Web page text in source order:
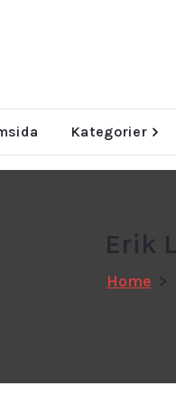
Kategorier
Erik
Home >